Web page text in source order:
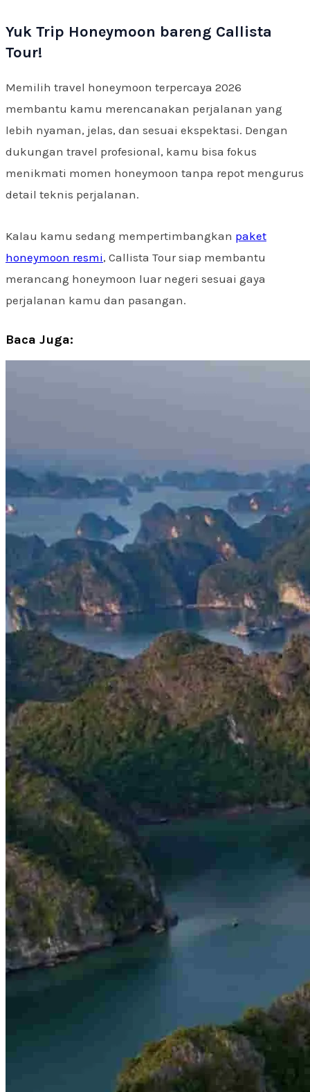
Yuk Trip Honeymoon bareng Callista
Tour!
Memilih travel honeymoon terpercaya 2026
membantu kamu merencanakan perjalanan yang
lebih nyaman, jelas, dan sesuai ekspektasi. Dengan
dukungan travel profesional, kamu bisa fokus
menikmati momen honeymoon tanpa repot mengurus
detail teknis perjalanan.
Kalau kamu sedang mempertimbangkan paket
honeymoon resmi, Callista Tour siap membantu
merancang honeymoon luar negeri sesuai gaya
perjalanan kamu dan pasangan.
Baca Juga: